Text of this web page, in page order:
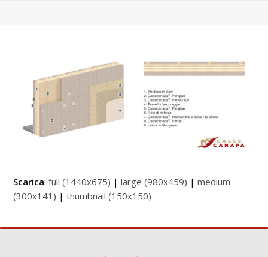
Scarica:full (1440x675) |large (980x459) |medium
(300x141) |thumbnail (150x150)